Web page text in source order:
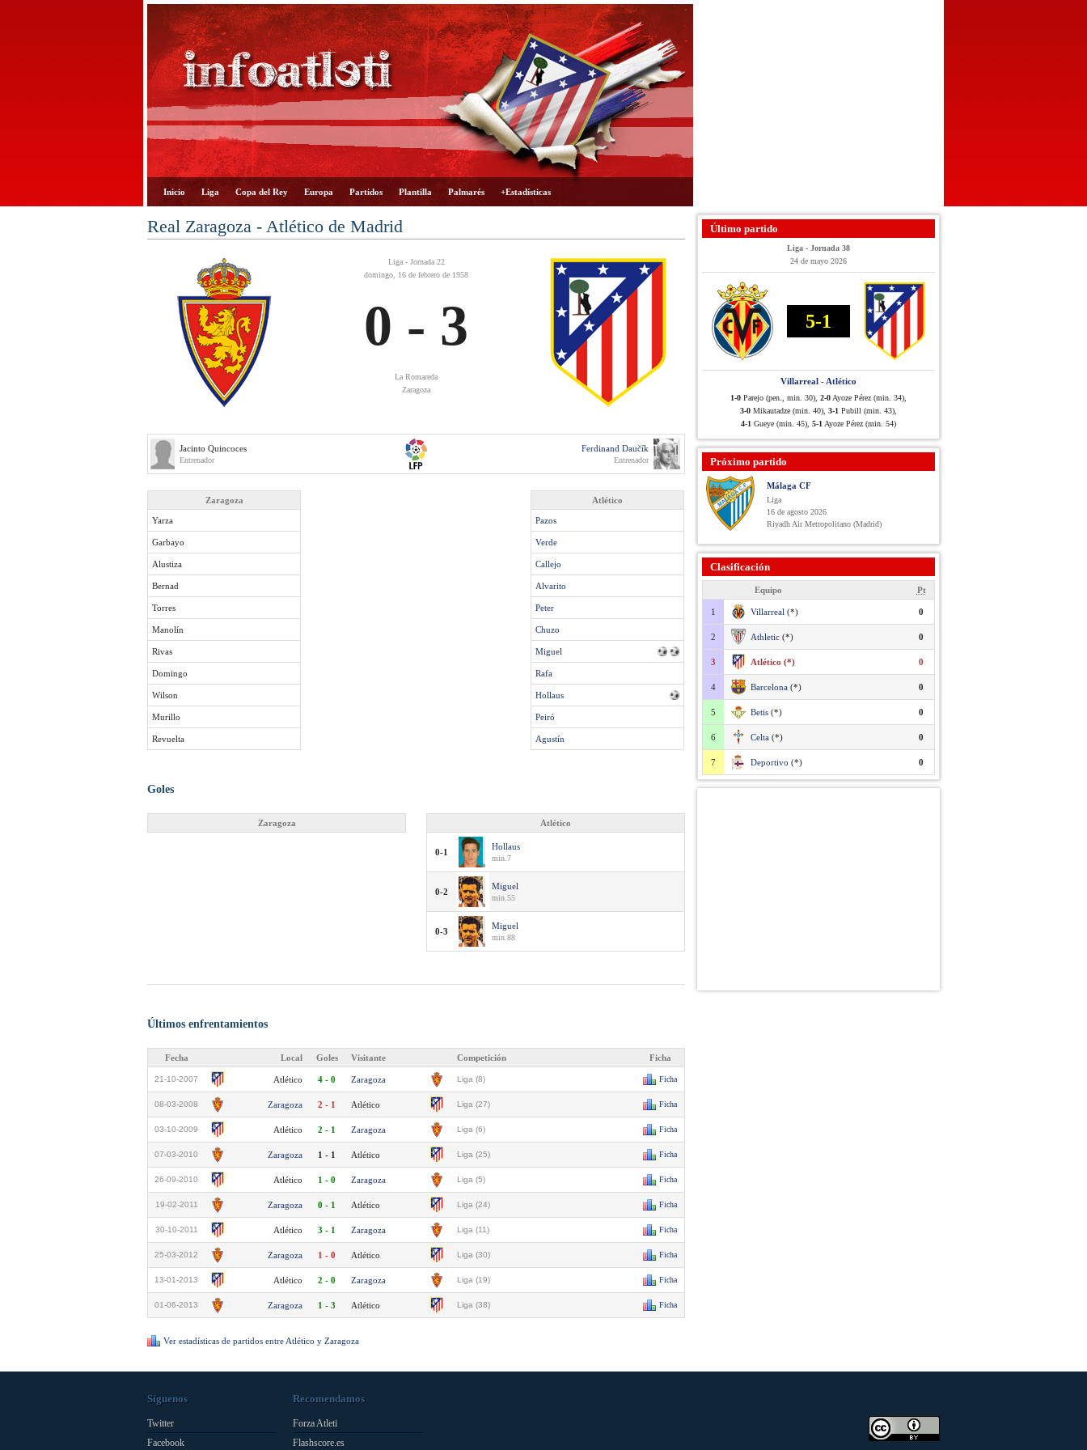
Inicio Liga Copa del Rey Europa Partidos Plantilla Palmarés +Estadísticas
Real Zaragoza - Atlético de Madrid
Liga - Jornada 22
domingo, 16 de febrero de 1958
0 - 3
La Romareda
Zaragoza
Jacinto Quincoces
Entrenador
Ferdinand Daučík
Entrenador
Zaragoza
Yarza
Garbayo
Alustiza
Bernad
Torres
Manolín
Rivas
Domingo
Wilson
Murillo
Revuelta
Atlético
Pazos
Verde
Callejo
Alvarito
Peter
Chuzo
Miguel
Rafa
Hollaus
Peiró
Agustín
Goles
Zaragoza Atlético
0-1
Hollaus
min.7
0-2
Miguel
min.55
0-3
Miguel
min.88
Últimos enfrentamientos
Fecha Local Goles Visitante Competición Ficha
21-10-2007 Atlético 4 - 0 Zaragoza Liga (8) Ficha
08-03-2008 Zaragoza 2 - 1 Atlético Liga (27) Ficha
03-10-2009 Atlético 2 - 1 Zaragoza Liga (6) Ficha
07-03-2010 Zaragoza 1 - 1 Atlético Liga (25) Ficha
26-09-2010 Atlético 1 - 0 Zaragoza Liga (5) Ficha
19-02-2011 Zaragoza 0 - 1 Atlético Liga (24) Ficha
30-10-2011 Atlético 3 - 1 Zaragoza Liga (11) Ficha
25-03-2012 Zaragoza 1 - 0 Atlético Liga (30) Ficha
13-01-2013 Atlético 2 - 0 Zaragoza Liga (19) Ficha
01-06-2013 Zaragoza 1 - 3 Atlético Liga (38) Ficha
Ver estadísticas de partidos entre Atlético y Zaragoza
Último partido
Liga - Jornada 38
24 de mayo 2026
5-1
Villarreal - Atlético
1-0 Parejo (pen., min. 30), 2-0 Ayoze Pérez (min. 34),
3-0 Mikautadze (min. 40), 3-1 Pubill (min. 43),
4-1 Gueye (min. 45), 5-1 Ayoze Pérez (min. 54)
Próximo partido
Málaga CF
Liga
16 de agosto 2026
Riyadh Air Metropolitano (Madrid)
Clasificación
Equipo Pt
1 Villarreal (*) 0
2 Athletic (*) 0
3 Atlético (*) 0
4 Barcelona (*) 0
5 Betis (*) 0
6 Celta (*) 0
7 Deportivo (*) 0
Síguenos
Twitter
Facebook
Recomendamos
Forza Atleti
Flashscore.es